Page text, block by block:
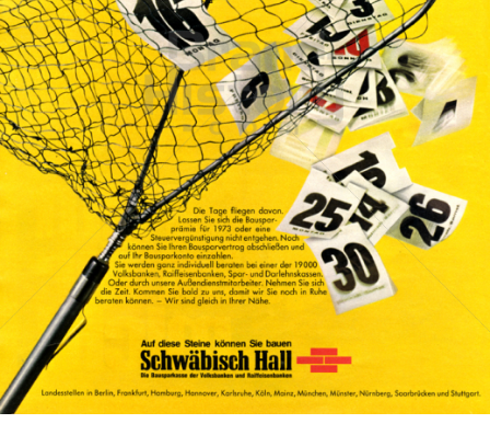
BAUSPARKASSE SCHWÄBISCH HALL
Bausparkasse Schwäbisch Hall AG
1973
Bild-ID: 12546